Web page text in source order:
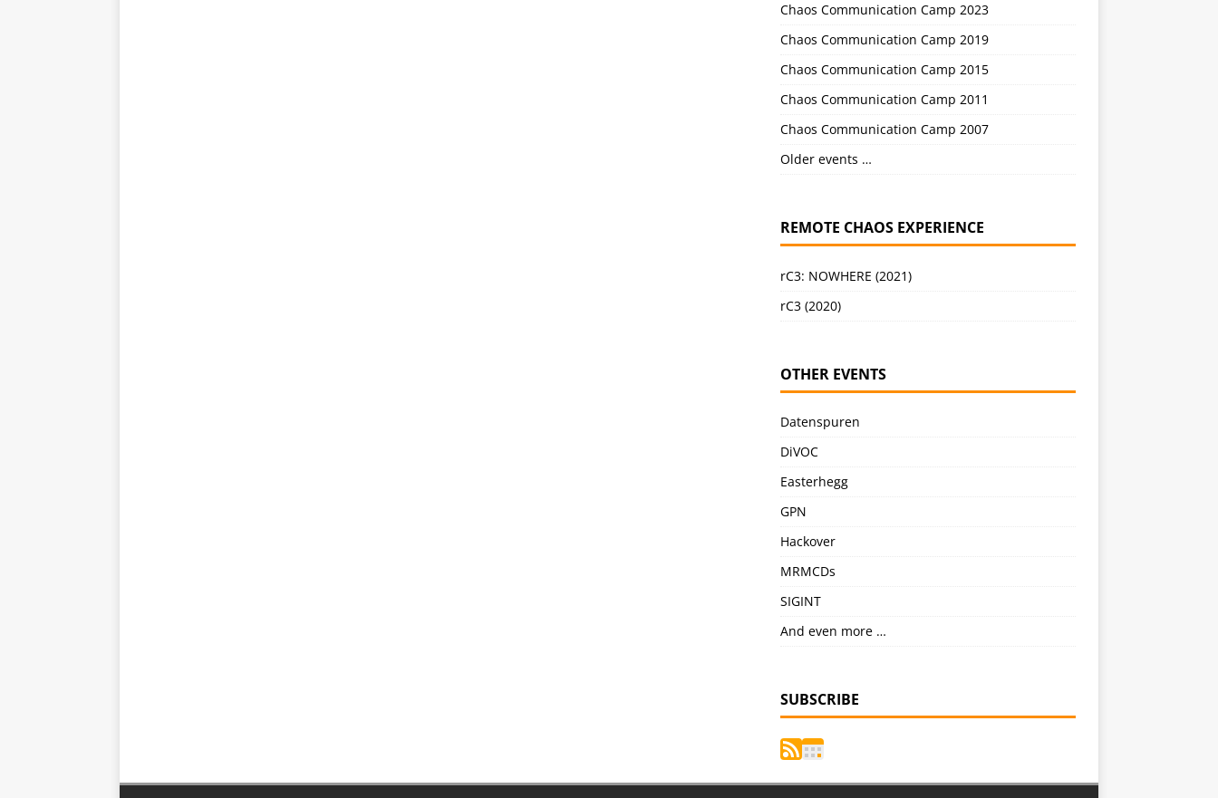
Chaos Communication Camp 2023
Chaos Communication Camp 2019
Chaos Communication Camp 2015
Chaos Communication Camp 2011
Chaos Communication Camp 2007
Older events …
REMOTE CHAOS EXPERIENCE
rC3: NOWHERE (2021)
rC3 (2020)
OTHER EVENTS
Datenspuren
DiVOC
Easterhegg
GPN
Hackover
MRMCDs
SIGINT
And even more …
SUBSCRIBE